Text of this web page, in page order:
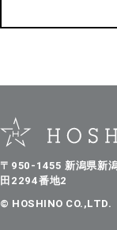
〒950-1455 新潟県新
田2294番地2
© HOSHINO CO.,LTD.